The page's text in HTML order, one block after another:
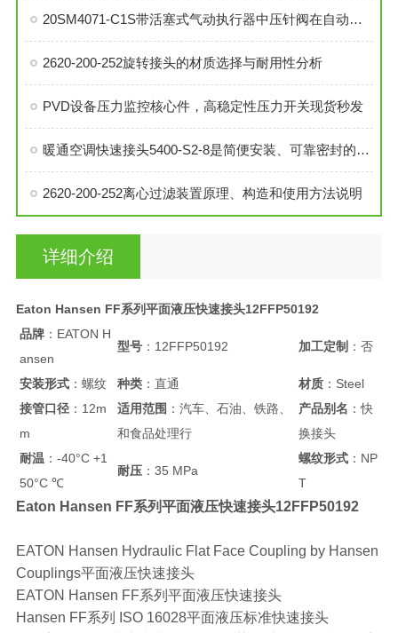
20SM4071-C1S带活塞式气动执行器中压针阀在自动化系统中的角色与功能
2620-200-252旋转接头的材质选择与耐用性分析
PVD设备压力监控核心件，高稳定性压力开关现货秒发
暖通空调快速接头5400-S2-8是简便安装、可靠密封的理想选择
2620-200-252离心过滤装置原理、构造和使用方法说明
详细介绍
Eaton Hansen FF系列平面液压快速接头12FFP50192
品牌：EATON H
ansen
型号：12FFP50192 加工定制：否
安装形式：螺纹 种类：直通 材质：Steel
接管口径：12m
m
适用范围 ：汽车、石油、铁路、
和食品处理行
产品别名 ：快
换接头
耐温 ：-40°C +1
50°C ℃
耐压：35 MPa
螺纹形式：NP
T
Eaton Hansen FF系列平面液压快速接头12FFP50192
EATON Hansen Hydraulic Flat Face Coupling by Hansen
Couplings平面液压快速接头
EATON Hansen FF系列平面液压快速接头
Hansen FF系列 ISO 16028平面液压标准快速接头